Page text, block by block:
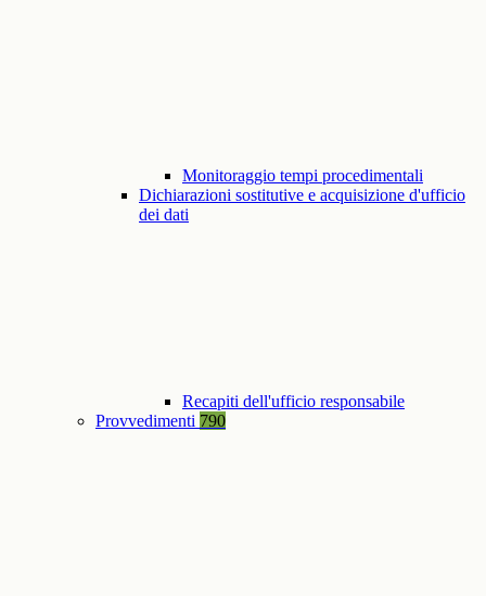
Monitoraggio tempi procedimentali
Dichiarazioni sostitutive e acquisizione d'ufficio
dei dati
Recapiti dell'ufficio responsabile
Provvedimenti 790